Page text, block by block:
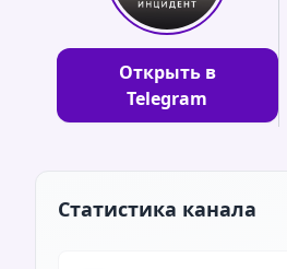
Открыть в
Telegram
Статистика канала